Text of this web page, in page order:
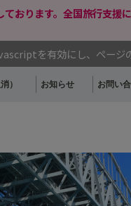
おります。全国旅行支
を有効にし、ページ
） お知らせ お問い